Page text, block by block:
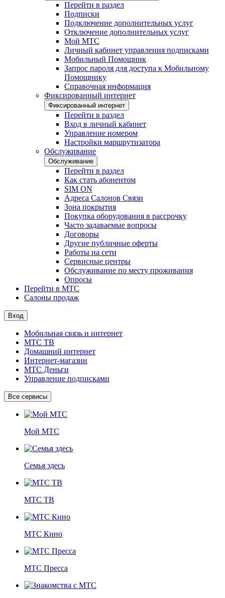
Перейти в раздел
Подписки
Подключение дополнительных услуг
Отключение дополнительных услуг
Мой МТС
Личный кабинет управления подписками
Мобильный Помощник
Запрос пароля для доступа к Мобильному
Помощнику
Справочная информация
Фиксированный интернет
Фиксированный интернет
Перейти в раздел
Вход в личный кабинет
Управление номером
Настройки маршрутизатора
Обслуживание
Обслуживание
Перейти в раздел
Как стать абонентом
SIM ON
Адреса Салонов Связи
Зона покрытия
Покупка оборудования в рассрочку
Часто задаваемые вопросы
Договоры
Другие публичные оферты
Работы на сети
Сервисные центры
Обслуживание по месту проживания
Опросы
Перейти в МТС
Салоны продаж
Вход
Мобильная связь и интернет
МТС ТВ
Домашний интернет
Интернет-магазин
МТС Деньги
Управление подписками
Все сервисы
Мой МТС
Семья здесь
МТС ТВ
МТС Кино
МТС Пресса